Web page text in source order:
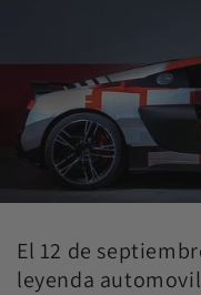
El 12 de
leyenda